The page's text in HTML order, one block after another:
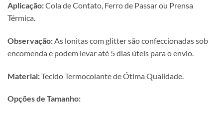
Aplicação:Cola de Contato, Ferro de Passar ou Prensa
Térmica.
Observação:As lonitas com glitter são confeccionadas sob
encomenda e podem levar até 5 dias úteis para o envio.
Material:Tecido Termocolante de Ótima Qualidade.
Opções de Tamanho: